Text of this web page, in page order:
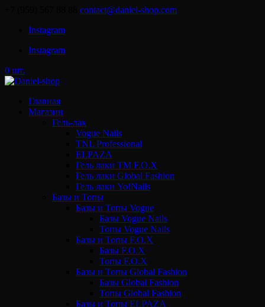
contact@daniel-shop.com
Instagram
Instagram
0 шт.
Главная
Магазин
Гель-лак
Vogue Nails
TNL Professional
ELPAZA
Гель лаки ТМ F.O.X
Гель лаки Global Fashion
Гель лаки Yo!Nails
Базы и Топы
Базы и Топы Vogue
Базы Vogue Nails
Топы Vogue Nails
Базы и Топы F.O.X
Базы F.O.X
Топы F.O.X
Базы и Топы Global Fashion
Базы Global Fashion
Топы Global Fashion
Базы и Топы ELPAZA